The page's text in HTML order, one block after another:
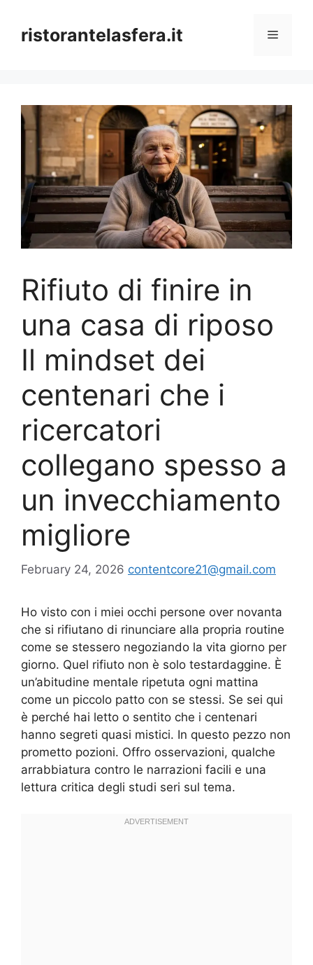
contentristorantelasfera.it Menu
Rifiuto di finire in
una casa di riposo
Il mindset dei
centenari che i
ricercatori
collegano spesso a
un invecchiamento
migliore
February 24, 2026 contentcore21@gmail.com
Ho visto con i miei occhi persone over novanta
che si rifiutano di rinunciare alla propria routine
come se stessero negoziando la vita giorno per
giorno. Quel rifiuto non è solo testardaggine. È
un’abitudine mentale ripetuta ogni mattina
come un piccolo patto con se stessi. Se sei qui
è perché hai letto o sentito che i centenari
hanno segreti quasi mistici. In questo pezzo non
prometto pozioni. Offro osservazioni, qualche
arrabbiatura contro le narrazioni facili e una
lettura critica degli studi seri sul tema.